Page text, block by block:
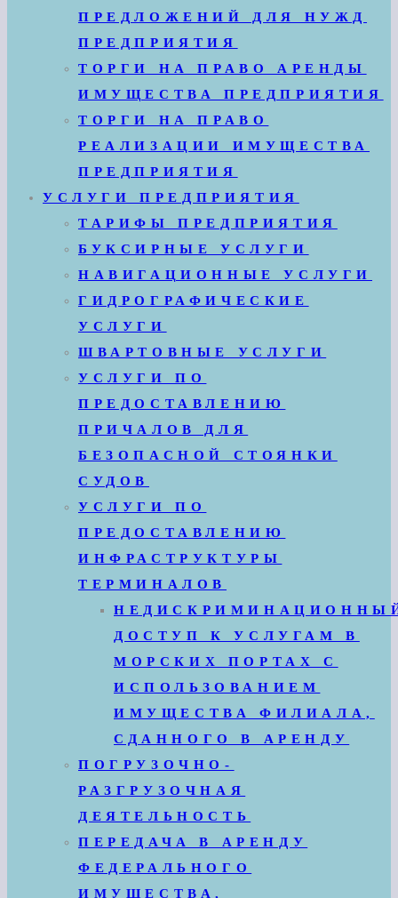
ПРЕДЛОЖЕНИЙ ДЛЯ НУЖД
ПРЕДПРИЯТИЯ
ТОРГИ НА ПРАВО АРЕНДЫ
ИМУЩЕСТВА ПРЕДПРИЯТИЯ
ТОРГИ НА ПРАВО
РЕАЛИЗАЦИИ ИМУЩЕСТВА
ПРЕДПРИЯТИЯ
УСЛУГИ ПРЕДПРИЯТИЯ
ТАРИФЫ ПРЕДПРИЯТИЯ
БУКСИРНЫЕ УСЛУГИ
НАВИГАЦИОННЫЕ УСЛУГИ
ГИДРОГРАФИЧЕСКИЕ
УСЛУГИ
ШВАРТОВНЫЕ УСЛУГИ
УСЛУГИ ПО
ПРЕДОСТАВЛЕНИЮ
ПРИЧАЛОВ ДЛЯ
БЕЗОПАСНОЙ СТОЯНКИ
СУДОВ
УСЛУГИ ПО
ПРЕДОСТАВЛЕНИЮ
ИНФРАСТРУКТУРЫ
ТЕРМИНАЛОВ
ДОСТУП К УСЛУГАМ В
МОРСКИХ ПОРТАХ С
ИСПОЛЬЗОВАНИЕМ
ИМУЩЕСТВА ФИЛИАЛА,
СДАННОГО В АРЕНДУ
ПОГРУЗОЧНО-
РАЗГРУЗОЧНАЯ
ДЕЯТЕЛЬНОСТЬ
ПЕРЕДАЧА В АРЕНДУ
ФЕДЕРАЛЬНОГО
ИМУЩЕСТВА,